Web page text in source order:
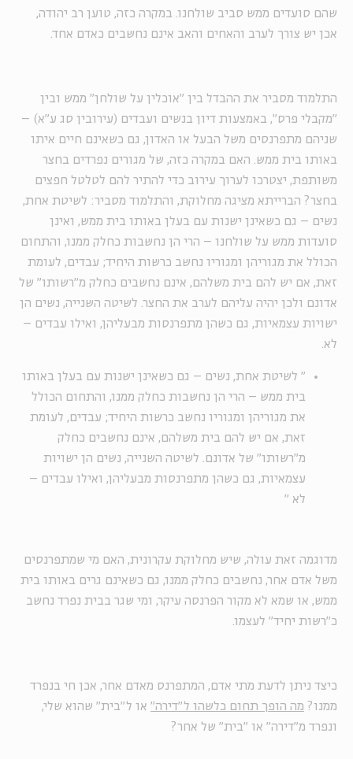
שהם סועדים ממש סביב שולחנו. במקרה כזה, טוען רב יהודה,
אכן יש צורך לערב והאחים והאב אינם נחשבים כאדם אחד.
התלמוד מסביר את ההבדל בין "אוכלין על שולחן" ממש ובין
"מקבלי פרס", באמצעות דיון בנשים ועבדים (עירובין סג ע"א) –
שניהם מתפרנסים משל הבעל או האדון, גם כשאינם חיים איתו
באותו בית ממש. האם במקרה כזה, של מגורים נפרדים בחצר
משותפת, יצטרכו לערוך עירוב כדי להתיר להם לטלטל חפצים
בחצר? הברייתא מציגה מחלוקת, והתלמוד מסביר: לשיטת אחת,
נשים – גם כשאינן ישנות עם בעלן באותו בית ממש, ואינן
סועדות ממש על שולחנו – הרי הן נחשבות כחלק ממנו, והתחום
הכולל את מגוריהן ומגוריו נחשב כרשות היחיד; עבדים, לעומת
זאת, אם יש להם בית משלהם, אינם נחשבים כחלק מ"רשותו" של
אדונם ולכן יהיה עליהם לערב את החצר. לשיטה השנייה, נשים הן
ישויות עצמאיות, גם כשהן מתפרנסות מבעליהן, ואילו עבדים –
לא.
" לשיטת אחת, נשים – גם כשאינן ישנות עם בעלן באותו
בית ממש – הרי הן נחשבות כחלק ממנו, והתחום הכולל
את מגוריהן ומגוריו נחשב כרשות היחיד; עבדים, לעומת
זאת, אם יש להם בית משלהם, אינם נחשבים כחלק
מ"רשותו" של אדונם. לשיטה השנייה, נשים הן ישויות
עצמאיות, גם כשהן מתפרנסות מבעליהן, ואילו עבדים –
לא "
מדוגמה זאת עולה, שיש מחלוקת עקרונית, האם מי שמתפרנסים
משל אדם אחר, נחשבים כחלק ממנו, גם כשאינם גרים באותו בית
ממש, או שמא לא מקור הפרנסה עיקר, ומי שגר בבית נפרד נחשב
כ"רשות יחיד" לעצמו.
כיצד ניתן לדעת מתי אדם, המתפרנס מאדם אחר, אכן חי בנפרד
ממנו? מה הופך תחום כלשהו ל"דירה" או ל"בית" שהוא שלי,
ונפרד מ"דירה" או "בית" של אחר?